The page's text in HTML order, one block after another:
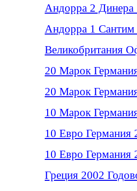
Андорра 2 Динера
Андорра 1
Великобритания
20 Марок
20 Марок
10 Марок
10 Евро Германия
10 Евро Германия
Греция 2002